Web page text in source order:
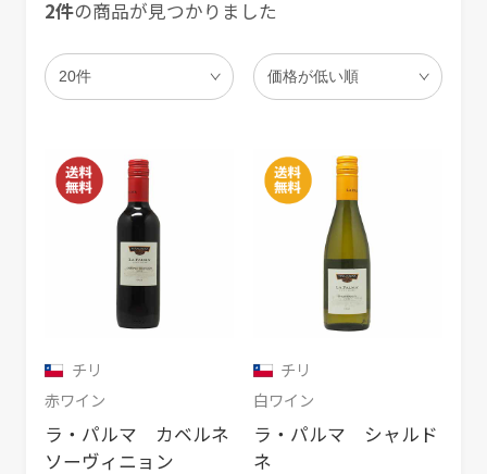
2件の商品が見つかりました
チリ
赤ワイン
ラ・パルマ カベルネ
ソーヴィニョン
チリ
白ワイン
ラ・パルマ シャルド
ネ